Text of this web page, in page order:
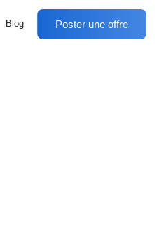
Blog Poster une offre